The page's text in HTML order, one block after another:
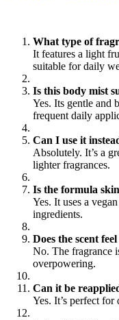
What type of
It features a light
suitable for daily
Is this body mist
Yes. Its gentle and
frequent daily
Can I use it
Absolutely. It’s a
lighter fragrances.
Is the formula
Yes. It uses a
ingredients.
Does the scent
No. The fragrance
overpowering.
Can it be
Yes. It’s perfect for